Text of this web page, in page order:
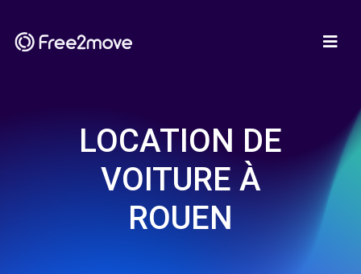
LOCATION DE
VOITURE À
ROUEN